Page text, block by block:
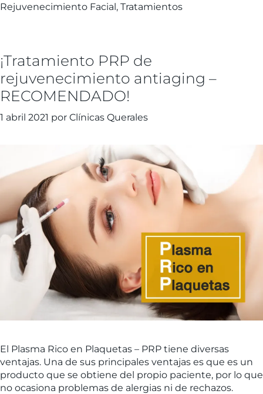
Rejuvenecimiento Facial, Tratamientos
¡Tratamiento PRP de
rejuvenecimiento antiaging –
RECOMENDADO!
1 abril 2021 por Clínicas Querales
El Plasma Rico en Plaquetas – PRP tiene diversas
ventajas. Una de sus principales ventajas es que es un
producto que se obtiene del propio paciente, por lo que
no ocasiona problemas de alergias ni de rechazos.